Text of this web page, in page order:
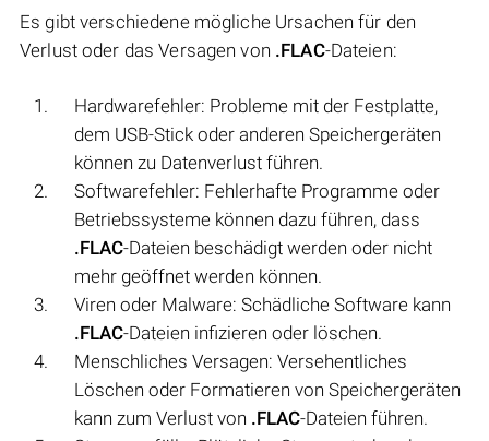
Es gibt verschiedene mögliche Ursachen für den
Verlust oder das Versagen von .FLAC-Dateien:
Hardwarefehler: Probleme mit der Festplatte,
dem USB-Stick oder anderen Speichergeräten
können zu Datenverlust führen.
Softwarefehler: Fehlerhafte Programme oder
Betriebssysteme können dazu führen, dass
.FLAC-Dateien beschädigt werden oder nicht
mehr geöffnet werden können.
Viren oder Malware: Schädliche Software kann
.FLAC-Dateien infizieren oder löschen.
Menschliches Versagen: Versehentliches
Löschen oder Formatieren von Speichergeräten
kann zum Verlust von .FLAC-Dateien führen.